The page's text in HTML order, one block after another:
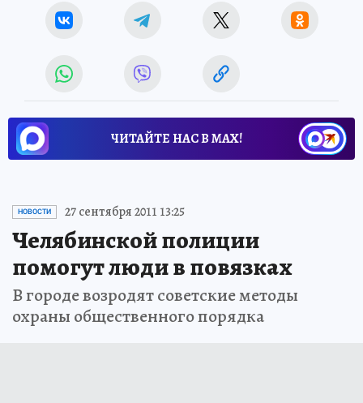
ЧИТАЙТЕ НАС В МАХ!
НОВОСТИ 27 сентября 2011 13:25
Челябинской полиции
помогут люди в повязках
В городе возродят советские методы
охраны общественного порядка